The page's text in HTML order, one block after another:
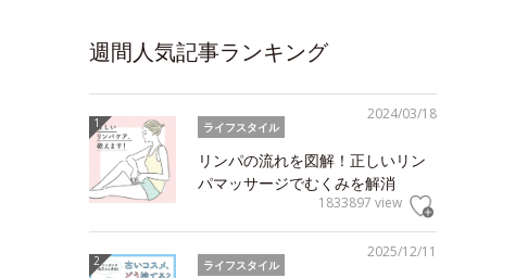
週間人気記事ランキング
2024/03/18
ライフスタイル
リンパの流れを図解！正しいリン
パマッサージでむくみを解消
1833897 view
2025/12/11
ライフスタイル